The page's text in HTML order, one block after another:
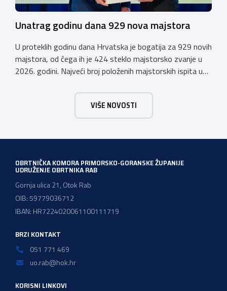
Unatrag godinu dana 929 nova majstora
U proteklih godinu dana Hrvatska je bogatija za 929 novih
majstora, od čega ih je 424 steklo majstorsko zvanje u
2026. godini. Najveći broj položenih majstorskih ispita u
majstor elektroinstalater, majstor frizer, majstor
vodoinstalatera, instalatera grijanja i klimatizacije te
majstora automehaničara. Najveći broj navedenih
VIŠE NOVOSTI
OBRTNIČKA KOMORA PRIMORSKO-GORANSKE ŽUPANIJE
UDRUŽENJE OBRTNIKA RAB
Gornja ulica 21, Otok Rab
OIB: 59779036712
IBAN: HR7224020061100111719
BRZI KONTAKT
051 771 469
uo.rab@hok.hr
KORISNI LINKOVI